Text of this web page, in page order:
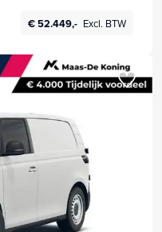
€ 52.449,- Excl. BTW